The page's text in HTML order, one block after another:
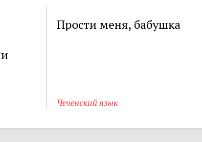
Прости меня, бабушка
Чеченский язык